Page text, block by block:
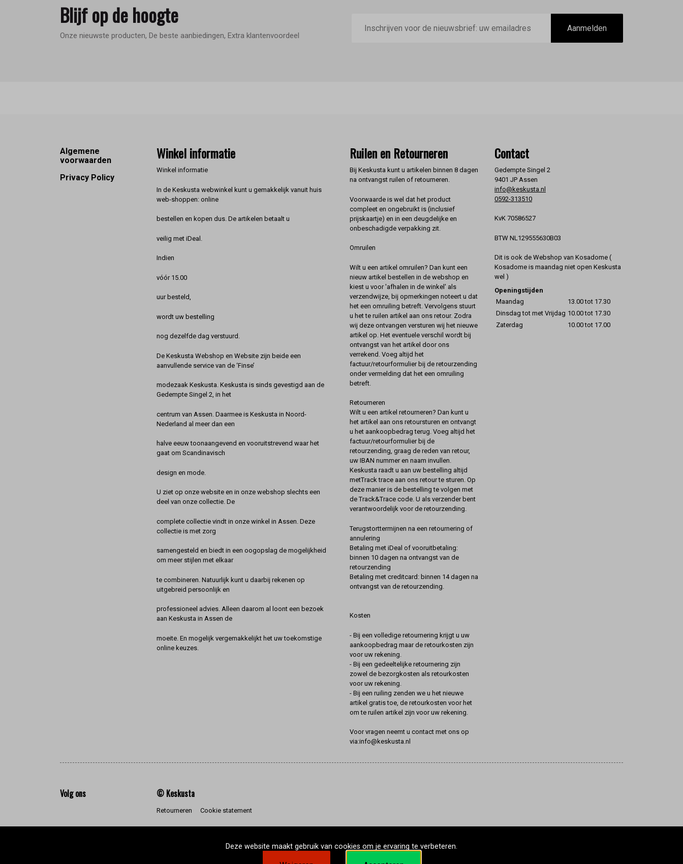
Blijf op de hoogte
Onze nieuwste producten, De beste aanbiedingen, Extra klantenvoordeel
mailadres
Aanmelden
Footer
Algemene
voorwaarden
Privacy Policy
Winkel informatie
Winkel informatie
In de Keskusta webwinkel kunt u gemakkelijk vanuit huis
web-shoppen: online
bestellen en kopen dus. De artikelen betaalt u
veilig met iDeal.
Indien
vóór 15.00
uur besteld,
wordt uw bestelling
nog dezelfde dag verstuurd.
De Keskusta Webshop en Website zijn beide een
aanvullende service van de ‘Finse’
modezaak Keskusta. Keskusta is sinds gevestigd aan de
Gedempte Singel 2, in het
centrum van Assen. Daarmee is Keskusta in Noord-
Nederland al meer dan een
halve eeuw toonaangevend en vooruitstrevend waar het
gaat om Scandinavisch
design en mode.
U ziet op onze website en in onze webshop slechts een
deel van onze collectie. De
complete collectie vindt in onze winkel in Assen. Deze
collectie is met zorg
samengesteld en biedt in een oogopslag de mogelijkheid
om meer stijlen met elkaar
te combineren. Natuurlijk kunt u daarbij rekenen op
uitgebreid persoonlijk en
professioneel advies. Alleen daarom al loont een bezoek
aan Keskusta in Assen de
moeite. En mogelijk vergemakkelijkt het uw toekomstige
online keuzes.
Ruilen en Retourneren
Bij Keskusta kunt u artikelen binnen 8 dagen
na ontvangst ruilen of retourneren.
Voorwaarde is wel dat het product
compleet en ongebruikt is (inclusief
prijskaartje) en in een deugdelijke en
onbeschadigde verpakking zit.
Omruilen
Wilt u een artikel omruilen? Dan kunt een
nieuw artikel bestellen in de webshop en
kiest u voor 'afhalen in de winkel' als
verzendwijze, bij opmerkingen noteert u dat
het een omruiling betreft. Vervolgens stuurt
u het te ruilen artikel aan ons retour. Zodra
wij deze ontvangen versturen wij het nieuwe
artikel op. Het eventuele verschil wordt bij
ontvangst van het artikel door ons
verrekend. Voeg altijd het
factuur/retourformulier bij de retourzending
onder vermelding dat het een omruiling
betreft.
Retourneren
Wilt u een artikel retourneren? Dan kunt u
het artikel aan ons retoursturen en ontvangt
u het aankoopbedrag terug. Voeg altijd het
factuur/retourformulier bij de
retourzending, graag de reden van retour,
uw IBAN nummer en naam invullen.
Keskusta raadt u aan uw bestelling altijd
metTrack trace aan ons retour te sturen. Op
deze manier is de bestelling te volgen met
de Track&Trace code. U als verzender bent
verantwoordelijk voor de retourzending.
Terugstorttermijnen na een retournering of
annulering
Betaling met iDeal of vooruitbetaling:
binnen 10 dagen na ontvangst van de
retourzending
Betaling met creditcard: binnen 14 dagen na
ontvangst van de retourzending.
Kosten
- Bij een volledige retournering krijgt u uw
aankoopbedrag maar de retourkosten zijn
voor uw rekening.
- Bij een gedeeltelijke retournering zijn
zowel de bezorgkosten als retourkosten
voor uw rekening.
- Bij een ruiling zenden we u het nieuwe
artikel gratis toe, de retourkosten voor het
om te ruilen artikel zijn voor uw rekening.
Voor vragen neemt u contact met ons op
via:info@keskusta.nl
Contact
Gedempte Singel 2
9401 JP Assen
info@keskusta.nl
0592-313510
KvK 70586527
BTW NL129555630B03
Dit is ook de Webshop van Kosadome (
Kosadome is maandag niet open Keskusta
wel )
Openingstijden
Maandag
13.00 tot 17.30
Dinsdag tot met Vrijdag 10.00 tot 17.30
Zaterdag
10.00 tot 17.00
Volg ons © Keskusta
Retourneren Cookie statement
Deze website maakt gebruik van cookies om je ervaring te verbeteren.